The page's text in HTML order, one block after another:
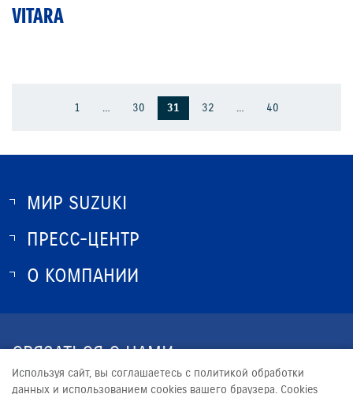
VITARA
1 … 30 31 32 … 40
МИР SUZUKI
О SUZUKI
ОПТОВЫЕ ПРОДАЖИ ЗАПЧАСТЕЙ
ПРЕСС-ЦЕНТР
НОВОСТИ
О КОМПАНИИ
СВЯЗАТЬСЯ С НАМИ
+7 (351) 220-13-99
Используя сайт, вы соглашаетесь с политикой обработки
данных и использованием cookies вашего браузера. Cookies